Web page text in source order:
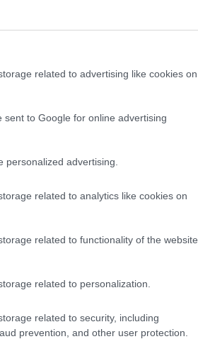
related to advertising like cookies on
to Google for online advertising
personalized advertising.
related to analytics like cookies on
related to functionality of the website
related to personalization.
related to security, including
prevention, and other user protection.
είτε είσαι θρησκευόμενος είτε